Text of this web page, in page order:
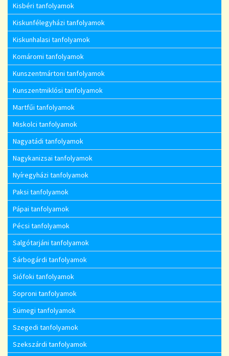
Kisbéri tanfolyamok
Kiskunfélegyházi tanfolyamok
Kiskunhalasi tanfolyamok
Komáromi tanfolyamok
Kunszentmártoni tanfolyamok
Kunszentmiklósi tanfolyamok
Martfűi tanfolyamok
Miskolci tanfolyamok
Nagyatádi tanfolyamok
Nagykanizsai tanfolyamok
Nyíregyházi tanfolyamok
Paksi tanfolyamok
Pápai tanfolyamok
Pécsi tanfolyamok
Salgótarjáni tanfolyamok
Sárbogárdi tanfolyamok
Siófoki tanfolyamok
Soproni tanfolyamok
Sümegi tanfolyamok
Szegedi tanfolyamok
Szekszárdi tanfolyamok